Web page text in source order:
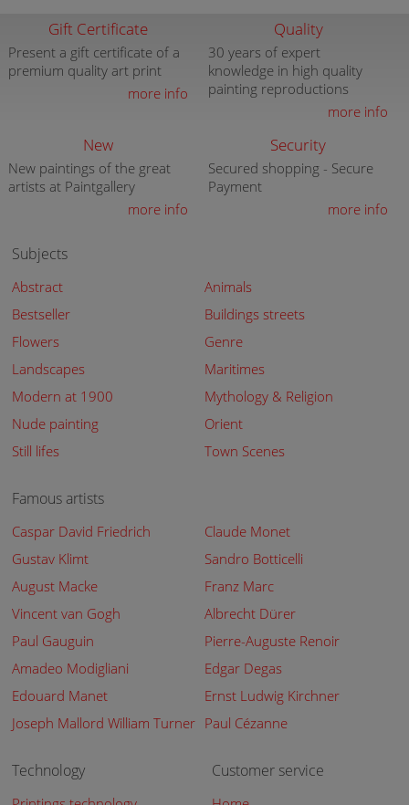
Gift Certificate
Present a gift certificate of a
premium quality art print
more info
Quality
30 years of expert
knowledge in high quality
painting reproductions
more info
New
New paintings of the great
artists at Paintgallery
more info
Security
Secured shopping - Secure
Payment
more info
Subjects
Abstract
Animals
Bestseller
Buildings streets
Flowers
Genre
Landscapes
Maritimes
Modern at 1900
Mythology & Religion
Nude painting
Orient
Still lifes
Town Scenes
Famous artists
Caspar David Friedrich
Claude Monet
Gustav Klimt
Sandro Botticelli
August Macke
Franz Marc
Vincent van Gogh
Albrecht Dürer
Paul Gauguin
Pierre-Auguste Renoir
Amadeo Modigliani
Edgar Degas
Edouard Manet
Ernst Ludwig Kirchner
Joseph Mallord William Turner Paul Cézanne
Technology Customer service